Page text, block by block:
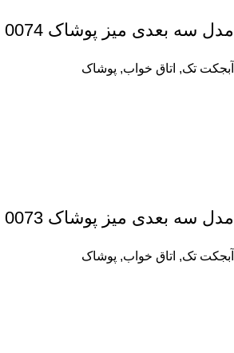
مدل سه بعدی میز پوشاک 0074
آبجکت تک, اتاق خواب, پوشاک
مدل سه بعدی میز پوشاک 0073
آبجکت تک, اتاق خواب, پوشاک